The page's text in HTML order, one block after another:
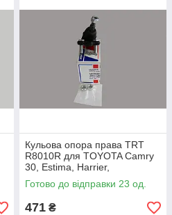
Кульова опора права TRT
R8010R для TOYOTA Camry
30, Estima, Harrier,
Highlander, Kluger, Previa,
Sienna, Solara, LEXUS ES
Готово до відправки 23 од.
471 ₴